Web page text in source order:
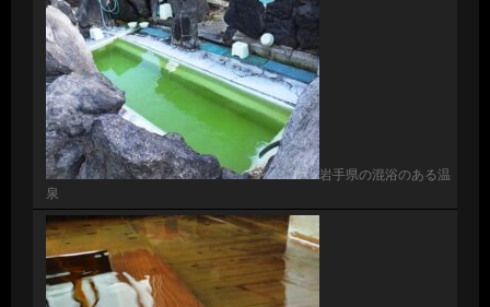
岩手県の混浴のある温
泉